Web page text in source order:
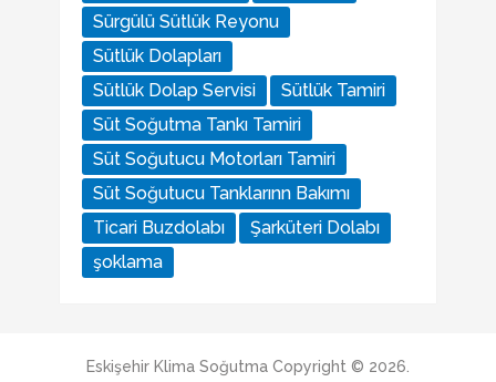
Sürgülü Sütlük Reyonu
Sütlük Dolapları
Sütlük Dolap Servisi
Sütlük Tamiri
Süt Soğutma Tankı Tamiri
Süt Soğutucu Motorları Tamiri
Süt Soğutucu Tanklarınn Bakımı
Ticari Buzdolabı
Şarküteri Dolabı
şoklama
Eskişehir Klima SoğutmaCopyright © 2026.